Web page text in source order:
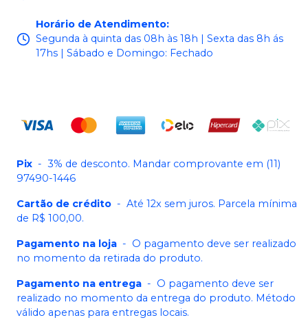
Horário de Atendimento:
Segunda à quinta das 08h às 18h | Sexta das 8h ás
17hs | Sábado e Domingo: Fechado
Pix - 3% de desconto. Mandar comprovante em (11)
97490-1446
Cartão de crédito - Até 12x sem juros. Parcela mínima
de R$ 100,00.
Pagamento na loja - O pagamento deve ser realizado
no momento da retirada do produto.
Pagamento na entrega - O pagamento deve ser
realizado no momento da entrega do produto. Método
válido apenas para entregas locais.